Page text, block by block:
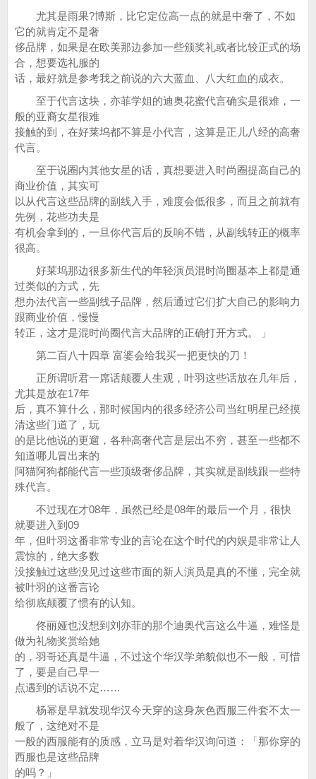
尤其是雨果?博斯，比它定位高一点的就是中奢了，不如
它的就肯定不是奢
侈品牌，如果是在欧美那边参加一些颁奖礼或者比较正式的场
合，想要选礼服的
话，最好就是参考我之前说的六大蓝血、八大红血的成衣。
至于代言这块，亦菲学姐的迪奥花蜜代言确实是很难，一
般的亚裔女星很难
接触的到，在好莱坞都不算是小代言，这算是正儿八经的高奢
代言。
至于说圈内其他女星的话，真想要进入时尚圈提高自己的
商业价值，其实可
以从代言这些品牌的副线入手，难度会低很多，而且之前就有
先例，花些功夫是
有机会拿到的，一旦你代言后的反响不错，从副线转正的概率
很高。
好莱坞那边很多新生代的年轻演员混时尚圈基本上都是通
过类似的方式，先
想办法代言一些副线子品牌，然后通过它们扩大自己的影响力
跟商业价值，慢慢
转正，这才是混时尚圈代言大品牌的正确打开方式。 」
第二百八十四章 富婆会给我买一把更快的刀！
正所谓听君一席话颠覆人生观，叶羽这些话放在几年后，
尤其是放在17年
后，真不算什么，那时候国内的很多经济公司当红明星已经摸
清这些门道了，玩
的是比他说的更遛，各种高奢代言是层出不穷，甚至一些都不
知道哪儿冒出来的
阿猫阿狗都能代言一些顶级奢侈品牌，其实就是副线跟一些特
殊代言。
不过现在才08年，虽然已经是08年的最后一个月，很快
就要进入到09
年，但叶羽这番非常专业的言论在这个时代的内娱是非常让人
震惊的，绝大多数
没接触过这些没见过这些市面的新人演员是真的不懂，完全就
被叶羽的这番言论
给彻底颠覆了惯有的认知。
佟丽娅也没想到刘亦菲的那个迪奥代言这么牛逼，难怪是
做为礼物奖赏给她
的，羽哥还真是牛逼，不过这个华汉学弟貌似也不一般，可惜
了，要是自己早一
点遇到的话说不定……
杨幂是早就发现华汉今天穿的这身灰色西服三件套不太一
般了，这绝对不是
一般的西服能有的质感，立马是对着华汉询问道：「那你穿的
西服也是这些品牌
的吗？」